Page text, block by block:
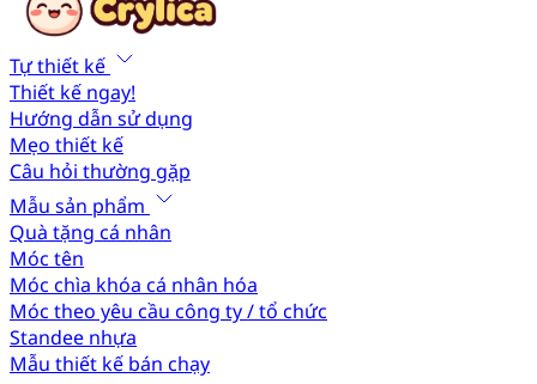
Tự thiết kế
Thiết kế ngay!
Hướng dẫn sử dụng
Mẹo thiết kế
Câu hỏi thường gặp
Mẫu sản phẩm
Quà tặng cá nhân
Móc tên
Móc chìa khóa cá nhân hóa
Móc theo yêu cầu công ty / tổ chức
Standee nhựa
Mẫu thiết kế bán chạy